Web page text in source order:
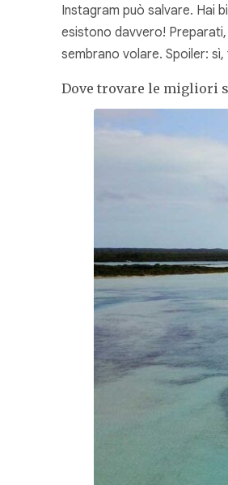
Instagram può salvare. Hai
esistono davvero!
sembrano volare. Spoiler:
Dove trovare le migliori